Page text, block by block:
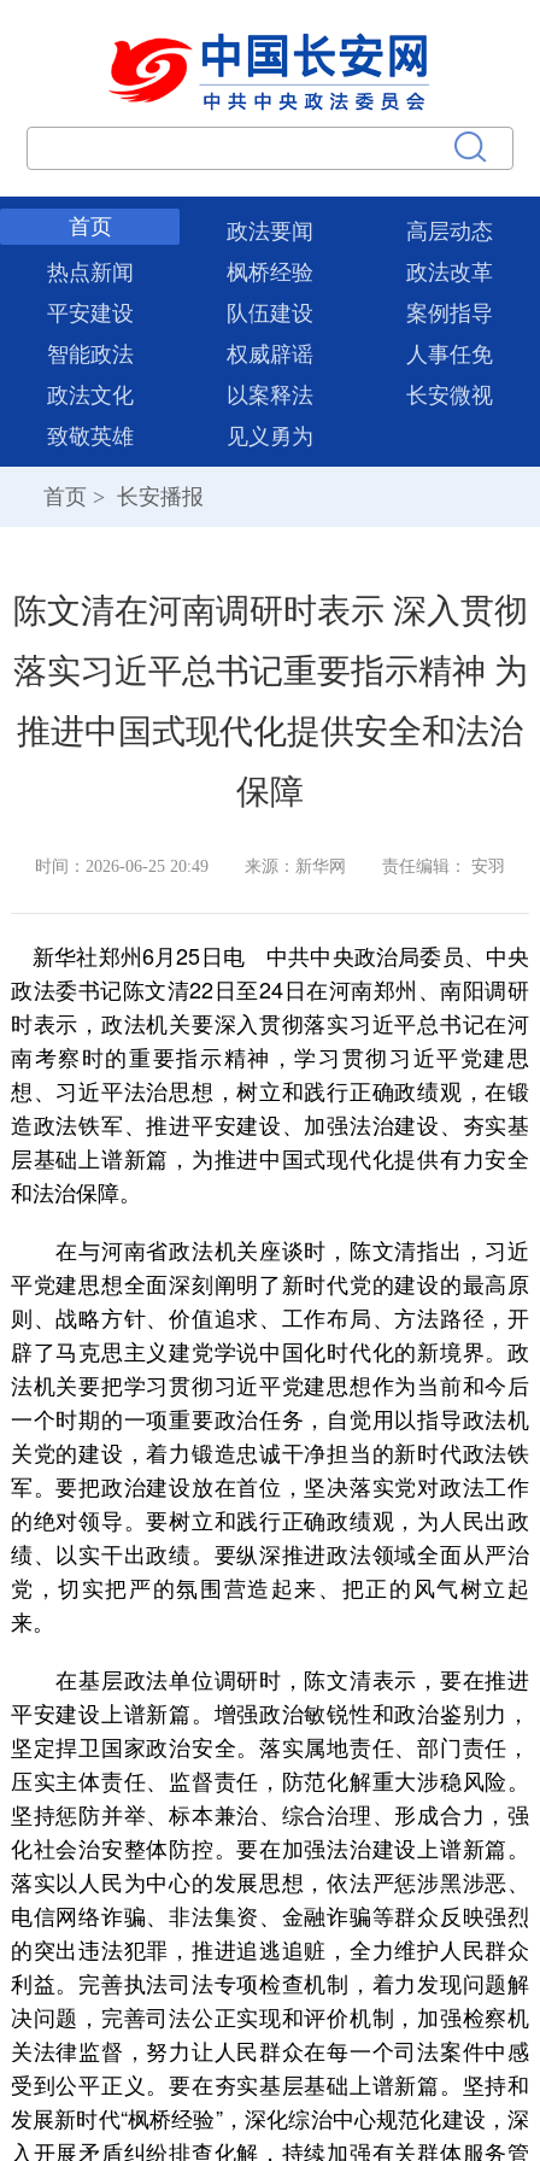
首页 政法要闻
高层动态
热点新闻
枫桥经验
政法改革
平安建设
队伍建设
案例指导
智能政法
权威辟谣
人事任免
政法文化
以案释法
长安微视
致敬英雄
见义勇为
首页 > 长安播报
陈文清在河南调研时表示 深入贯彻
落实习近平总书记重要指示精神 为
推进中国式现代化提供安全和法治
保障
时间：2026-06-25 20:49 来源：新华网 责任编辑： 安羽
新华社郑州6月25日电 中共中央政治局委员、中央
政法委书记陈文清22日至24日在河南郑州、南阳调研
时表示，政法机关要深入贯彻落实习近平总书记在河
南考察时的重要指示精神，学习贯彻习近平党建思
想、习近平法治思想，树立和践行正确政绩观，在锻
造政法铁军、推进平安建设、加强法治建设、夯实基
层基础上谱新篇，为推进中国式现代化提供有力安全
和法治保障。
在与河南省政法机关座谈时，陈文清指出，习近
平党建思想全面深刻阐明了新时代党的建设的最高原
则、战略方针、价值追求、工作布局、方法路径，开
辟了马克思主义建党学说中国化时代化的新境界。政
法机关要把学习贯彻习近平党建思想作为当前和今后
一个时期的一项重要政治任务，自觉用以指导政法机
关党的建设，着力锻造忠诚干净担当的新时代政法铁
军。要把政治建设放在首位，坚决落实党对政法工作
的绝对领导。要树立和践行正确政绩观，为人民出政
绩、以实干出政绩。要纵深推进政法领域全面从严治
党，切实把严的氛围营造起来、把正的风气树立起
来。
在基层政法单位调研时，陈文清表示，要在推进
平安建设上谱新篇。增强政治敏锐性和政治鉴别力，
坚定捍卫国家政治安全。落实属地责任、部门责任，
压实主体责任、监督责任，防范化解重大涉稳风险。
坚持惩防并举、标本兼治、综合治理、形成合力，强
化社会治安整体防控。要在加强法治建设上谱新篇。
落实以人民为中心的发展思想，依法严惩涉黑涉恶、
电信网络诈骗、非法集资、金融诈骗等群众反映强烈
的突出违法犯罪，推进追逃追赃，全力维护人民群众
利益。完善执法司法专项检查机制，着力发现问题解
决问题，完善司法公正实现和评价机制，加强检察机
关法律监督，努力让人民群众在每一个司法案件中感
受到公平正义。要在夯实基层基础上谱新篇。坚持和
发展新时代“枫桥经验”，深化综治中心规范化建设，深
入开展矛盾纠纷排查化解，持续加强有关群体服务管